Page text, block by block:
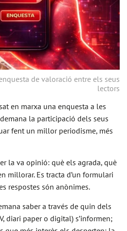
de valoració entre els seus
lectors
en marxa una enquesta a les
la participació dels seus
fent un millor periodisme, més
la va opinió: què els agrada, què
millorar. Es tracta d’un formulari
respostes són anònimes.
saber a través de quin dels
diari paper o digital) s’informen;